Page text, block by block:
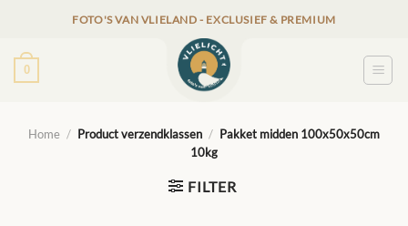
inhoud
FOTO'S VAN VLIELAND - EXCLUSIEF & PREMIUM
0
Home / Product verzendklassen / Pakket midden 100x50x50cm
10kg
FILTER